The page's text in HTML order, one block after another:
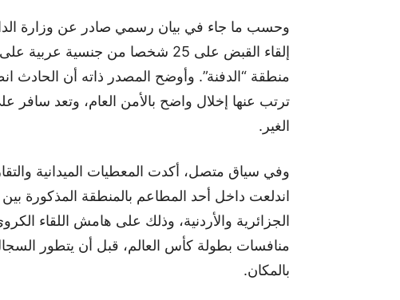
وحسب ما جاء في بيان رسمي صادر عن وزارة
إلقاء القبض على 25 شخصا من
منطقة “الدفنة”. وأوضح المصدر ذاته أن الحادث
ترتب عنها إخلال واضح بالأمن العام، وتعد
الغير.
وفي سياق متصل، أكدت المعطيات الميدانية
اندلعت داخل أحد المطاعم بالمنطقة المذكورة
الجزائرية والأردنية، وذلك على هامش اللقاء
منافسات بطولة كأس العالم، قبل أن يتطور
بالمكان.